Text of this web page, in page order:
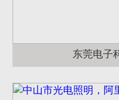
东莞电子